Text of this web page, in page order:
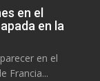
en el
en la
en el
Francia...